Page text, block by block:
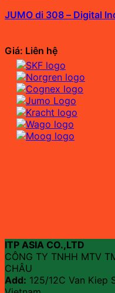
JUMO di 308 – Digital
Giá: Liên hệ
ITP ASIA CO.,LTD
CÔNG TY TNHH MTV
CHÂU
Add: 125/12C Van Kiep